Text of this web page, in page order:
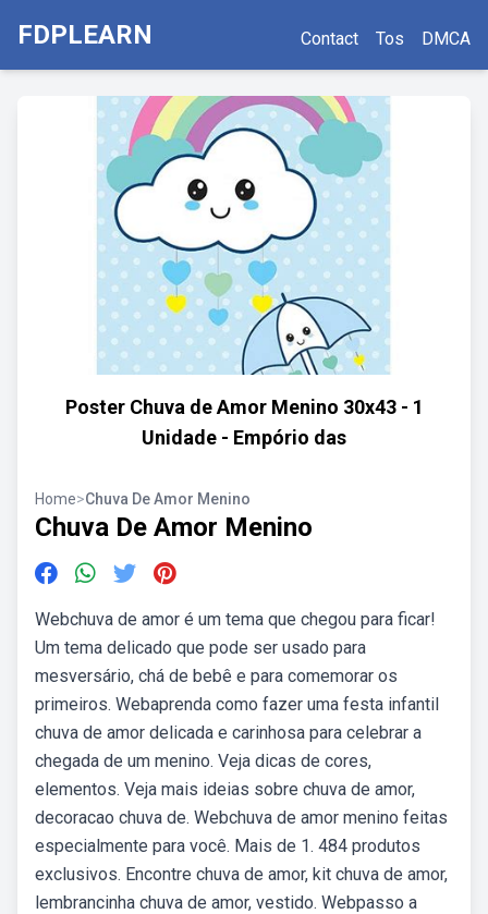
FDPLEARN Contact Tos DMCA
Poster Chuva de Amor Menino 30x43 - 1
Unidade - Empório das
Home>Chuva De Amor Menino
Chuva De Amor Menino
Webchuva de amor é um tema que chegou para ficar!
Um tema delicado que pode ser usado para
mesversário, chá de bebê e para comemorar os
primeiros. Webaprenda como fazer uma festa infantil
chuva de amor delicada e carinhosa para celebrar a
chegada de um menino. Veja dicas de cores,
elementos. Veja mais ideias sobre chuva de amor,
decoracao chuva de. Webchuva de amor menino feitas
especialmente para você. Mais de 1. 484 produtos
exclusivos. Encontre chuva de amor, kit chuva de amor,
lembrancinha chuva de amor, vestido. Webpasso a